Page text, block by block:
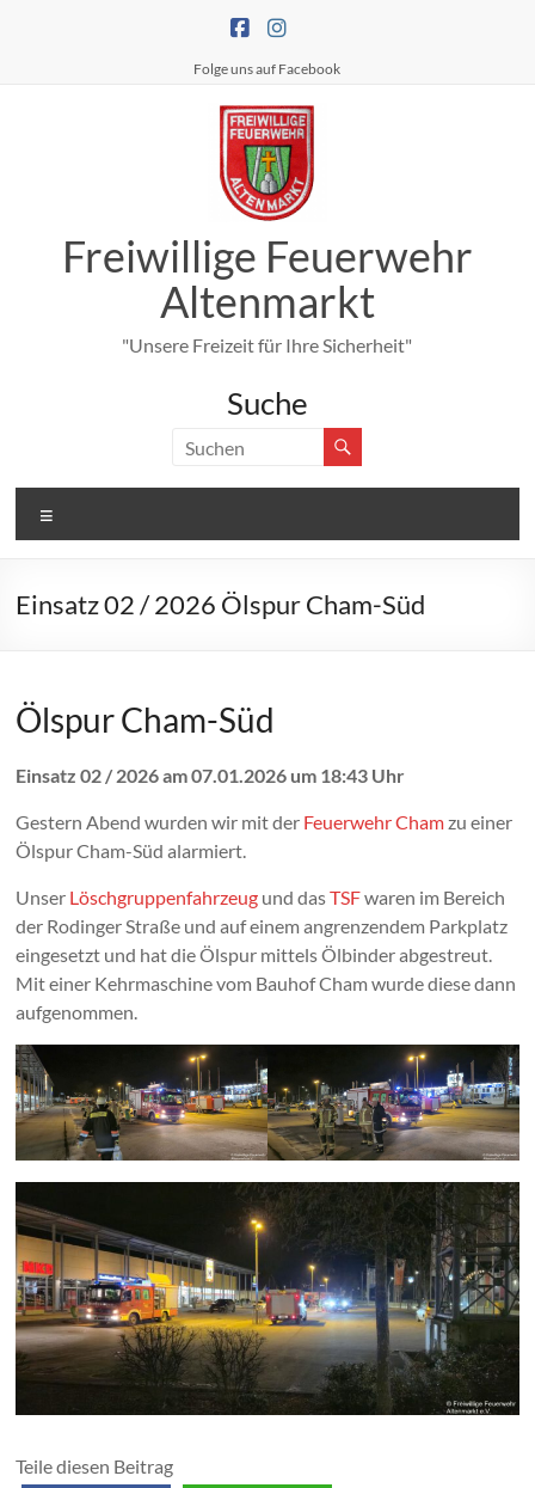
Folge uns auf Facebook
Freiwillige Feuerwehr
Altenmarkt
"Unsere Freizeit für Ihre Sicherheit"
Suche
Einsatz 02 / 2026 Ölspur Cham-Süd
Ölspur Cham-Süd
Einsatz 02 / 2026 am 07.01.2026 um 18:43 Uhr
Gestern Abend wurden wir mit der Feuerwehr Chamzu einer
Ölspur Cham-Süd alarmiert.
Unser Löschgruppenfahrzeug und dasTSFwaren im Bereich
der Rodinger Straße und auf einem angrenzendem Parkplatz
eingesetzt und hat die Ölspur mittels Ölbinder abgestreut.
Mit einer Kehrmaschine vom Bauhof Cham wurde diese dann
aufgenommen.
Teile diesen Beitrag